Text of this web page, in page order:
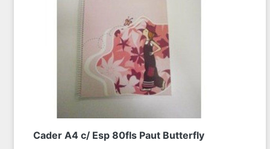
Cader A4 c/ Esp 80fls Paut Butterfly